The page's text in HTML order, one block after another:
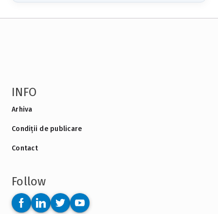
INFO
Arhiva
Condiții de publicare
Contact
Follow